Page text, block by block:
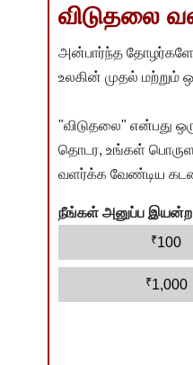
விடுதலை
அன்பார்ந்த
உலகின் முதல் மற்றும்
"விடுதலை" என்பது
தொடர, உங்கள்
வளர்க்க வேண்டிய
நீங்கள் அனுப்ப
₹100
₹1,000